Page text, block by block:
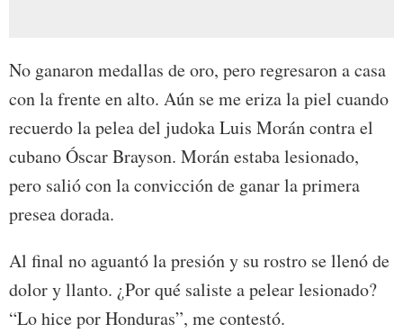
No ganaron medallas de oro, pero regresaron a casa
con la frente en alto. Aún se me eriza la piel cuando
recuerdo la pelea del judoka Luis Morán contra el
cubano Óscar Brayson. Morán estaba lesionado,
pero salió con la convicción de ganar la primera
presea dorada.
Al final no aguantó la presión y su rostro se llenó de
dolor y llanto. ¿Por qué saliste a pelear lesionado?
“Lo hice por Honduras”, me contestó.